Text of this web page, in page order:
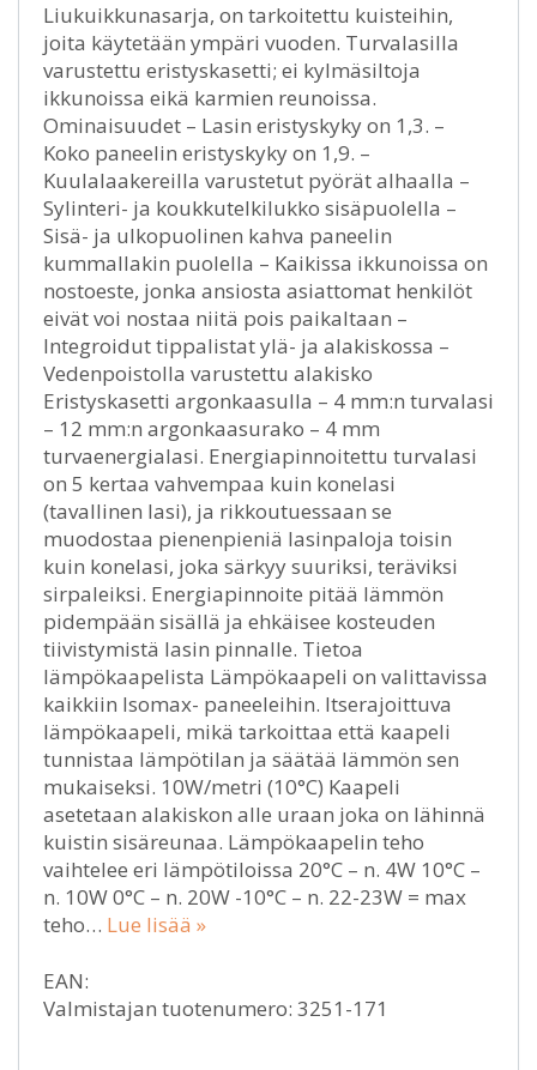
Liukuikkunasarja, on tarkoitettu kuisteihin,
joita käytetään ympäri vuoden. Turvalasilla
varustettu eristyskasetti; ei kylmäsiltoja
ikkunoissa eikä karmien reunoissa.
Ominaisuudet – Lasin eristyskyky on 1,3. –
Koko paneelin eristyskyky on 1,9. –
Kuulalaakereilla varustetut pyörät alhaalla –
Sylinteri- ja koukkutelkilukko sisäpuolella –
Sisä- ja ulkopuolinen kahva paneelin
kummallakin puolella – Kaikissa ikkunoissa on
nostoeste, jonka ansiosta asiattomat henkilöt
eivät voi nostaa niitä pois paikaltaan –
Integroidut tippalistat ylä- ja alakiskossa –
Vedenpoistolla varustettu alakisko
Eristyskasetti argonkaasulla – 4 mm:n turvalasi
– 12 mm:n argonkaasurako – 4 mm
turvaenergialasi. Energiapinnoitettu turvalasi
on 5 kertaa vahvempaa kuin konelasi
(tavallinen lasi), ja rikkoutuessaan se
muodostaa pienenpieniä lasinpaloja toisin
kuin konelasi, joka särkyy suuriksi, teräviksi
sirpaleiksi. Energiapinnoite pitää lämmön
pidempään sisällä ja ehkäisee kosteuden
tiivistymistä lasin pinnalle. Tietoa
lämpökaapelista Lämpökaapeli on valittavissa
kaikkiin Isomax- paneeleihin. Itserajoittuva
lämpökaapeli, mikä tarkoittaa että kaapeli
tunnistaa lämpötilan ja säätää lämmön sen
mukaiseksi. 10W/metri (10°C) Kaapeli
asetetaan alakiskon alle uraan joka on lähinnä
kuistin sisäreunaa. Lämpökaapelin teho
vaihtelee eri lämpötiloissa 20°C – n. 4W 10°C –
n. 10W 0°C – n. 20W -10°C – n. 22-23W = max
teho… Lue lisää »
EAN:
Valmistajan tuotenumero: 3251-171